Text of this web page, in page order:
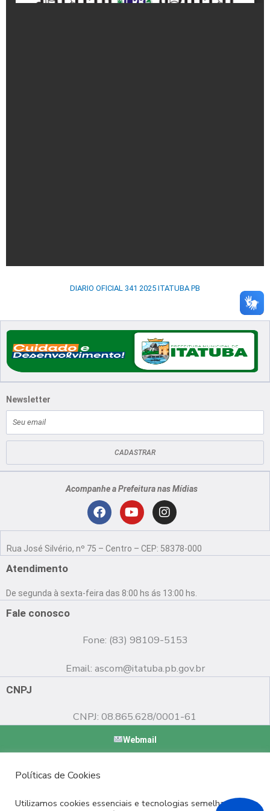
DIARIO OFICIAL 341 2025 ITATUBA PB
Newsletter
mail
CADASTRAR
Acompanhe a Prefeitura nas Mídias
F
c
o
o
Y
u
b
e
I
n
s
g
r
Rua José Silvério, nº 75 – Centro – CEP: 58378-000
Atendimento
De segunda à sexta-feira das 8:00 hs ás 13:00 hs.
Fale conosco
Fone: (83) 98109-5153
Email: ascom@itatuba.pb.gov.br
CNPJ
CNPJ: 08.865.628/0001-61
Webmail
Políticas de Cookies
Utilizamos cookies essenciais e tecnologias semelhantes de